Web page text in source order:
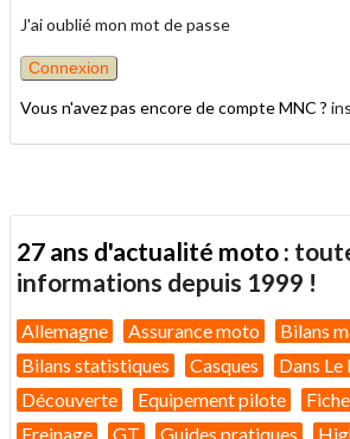
J'ai oublié mon mot de passe
Vous n'avez pas encore de compte MNC ?
27 ans d'actualité moto :
informations depuis 1999 !
Allemagne Assurance moto
Bilans
Bilans statistiques
Casques
Dans Le
Découverte
Equipement pilote
Freinage
GT Guides pratiques